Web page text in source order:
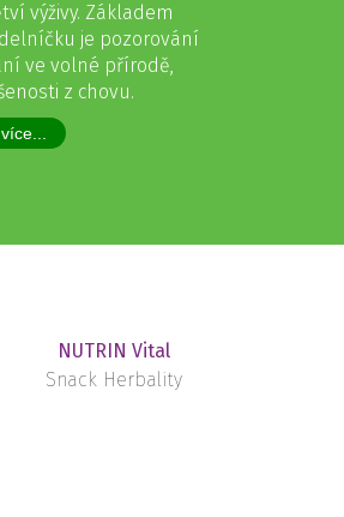
výživy. Základem
je pozorování
ve volné přírodě,
z chovu.
NUTRIN Vital
Snack Herbality